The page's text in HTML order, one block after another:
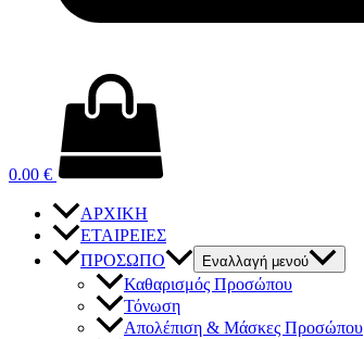
0.00 €
ΑΡΧΙΚΗ
ΕΤΑΙΡΕΙΕΣ
ΠΡΟΣΩΠΟ
Εναλλαγή μενού
Καθαρισμός Προσώπου
Τόνωση
Απολέπιση & Μάσκες Προσώπου